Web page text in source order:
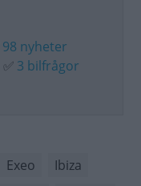
98 nyheter
✅ 3 bilfrågor
Exeo
Ibiza